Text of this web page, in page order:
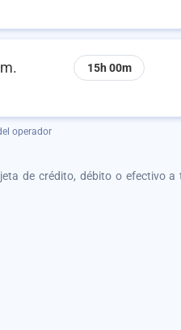
15h 00m
operador
de crédito, débito o efectivo